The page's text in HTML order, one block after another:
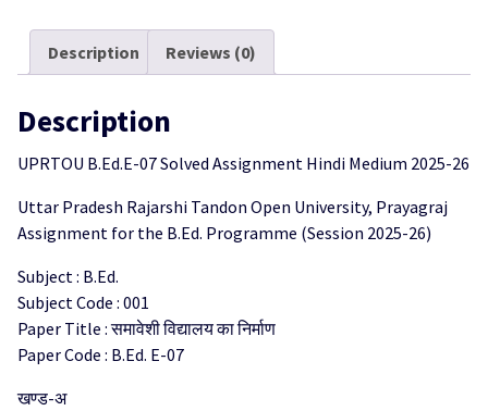
26
quantity
Description Reviews (0)
Description
UPRTOU B.Ed.E-07 Solved Assignment Hindi Medium 2025-26
Uttar Pradesh Rajarshi Tandon Open University, Prayagraj
Assignment for the B.Ed. Programme (Session 2025-26)
Subject : B.Ed.
Subject Code : 001
Paper Title : समावेशी विद्यालय का निर्माण
Paper Code : B.Ed. E-07
खण्ड-अ